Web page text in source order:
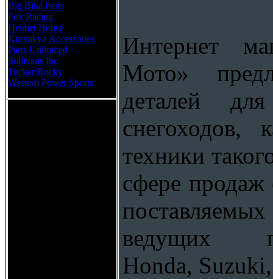
Big Bike Parts
Fox Racing
Helmet House
Kuryakyn Accessories
Parts Unlimited
Sullivans Inc
Tucker Rocky
Western Power Sports
Интернет
Мото»
деталей
снегоходов,
техники
сфере продаж
ведущих
Нonda,